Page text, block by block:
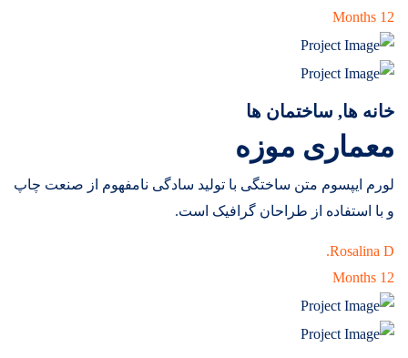
12 Months
خانه ها, ساختمان ها
معماری موزه
لورم ایپسوم متن ساختگی با تولید سادگی نامفهوم از صنعت چاپ
و با استفاده از طراحان گرافیک است.
Rosalina D.
12 Months